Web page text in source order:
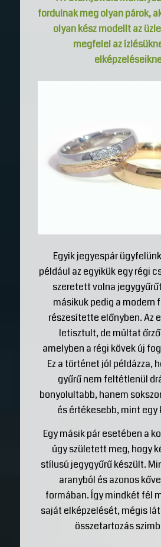
fordulnak meg olyan párok,
olyan kész modellt az
megfelel az
Egyik jegyespár
például az egyikük egy régi
szeretett volna
másikuk pedig a modern
részesítette előnyben. Az
letisztult, de múltat
amelyben a régi kövek új
Ez a történet jól példázza,
gyűrű nem feltétlenül
bonyolultabb, hanem
és értékesebb, mint egy
Egy másik pár esetében a
úgy született meg, hogy
stílusú jegygyűrű készült.
aranyból és azonos
formában. Így mindkét fél
saját elképzelését, mégis
összetartozás